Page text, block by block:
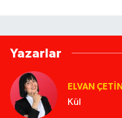
Yazarlar
ELVAN ÇETIN
Kül